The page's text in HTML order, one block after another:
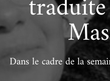
Dans le cadre de la